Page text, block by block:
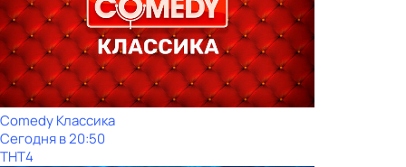
Comedy Классика
Сегодня в 20:50
ТНТ4